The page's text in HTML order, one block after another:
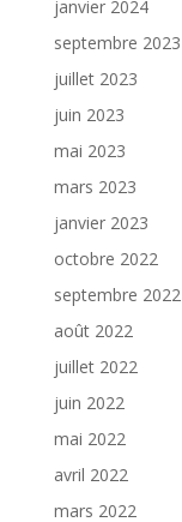
janvier 2024
septembre 2023
juillet 2023
juin 2023
mai 2023
mars 2023
janvier 2023
octobre 2022
septembre 2022
août 2022
juillet 2022
juin 2022
mai 2022
avril 2022
mars 2022